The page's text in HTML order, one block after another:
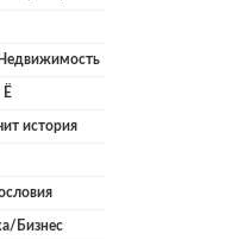
Ё
история
Бизнес